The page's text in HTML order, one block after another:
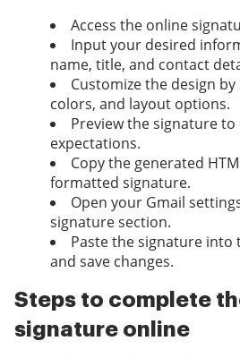
Access the online
Input your desired
name, title, and contact
Customize the design
colors, and layout options.
Preview the signature
expectations.
Copy the generated
formatted signature.
Open your Gmail
signature section.
Paste the signature into
and save changes.
Steps to complete
signature online